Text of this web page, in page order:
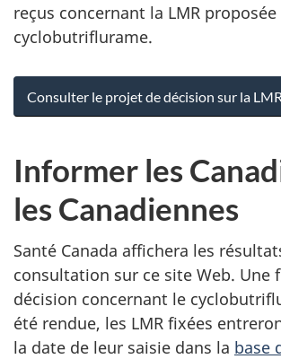
reçus concernant la LMR
cyclobutriflurame.
Consulter le projet de décision sur la LMR
Informer les
les Canadiennes
Santé Canada affichera les
consultation sur ce site Web. Une
décision concernant le
été rendue, les LMR fixées
la date de leur saisie dans la base